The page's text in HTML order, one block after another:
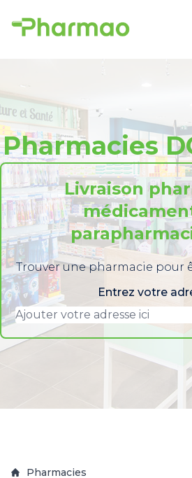
Pharmacies
Livraison
Trouver une pharmacie pour
Entrez votre
Pharmacies